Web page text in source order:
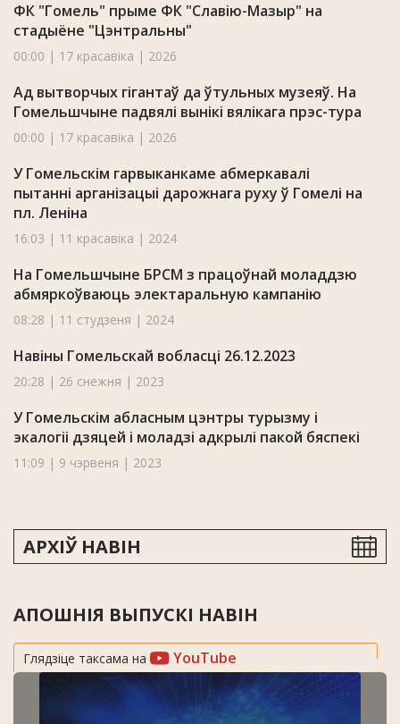
ФК "Гомель" прыме ФК "Славію-Мазыр" на
стадыёне "Цэнтральны"
00:00 | 17 красавіка | 2026
Ад вытворчых гігантаў да ўтульных музеяў. На
Гомельшчыне падвялі вынікі вялікага прэс-тура
00:00 | 17 красавіка | 2026
У Гомельскім гарвыканкаме абмеркавалі
пытанні арганізацыі дарожнага руху ў Гомелі на
пл. Леніна
16:03 | 11 красавіка | 2024
На Гомельшчыне БРСМ з працоўнай моладдзю
абмяркоўваюць электаральную кампанію
08:28 | 11 студзеня | 2024
Навіны Гомельскай вобласці 26.12.2023
20:28 | 26 снежня | 2023
У Гомельскім абласным цэнтры турызму і
экалогіі дзяцей і моладзі адкрылі пакой бяспекі
11:09 | 9 чэрвеня | 2023
АРХІЎ НАВІН
АПОШНІЯ ВЫПУСКІ НАВІН
Глядзіце таксама на YouTube